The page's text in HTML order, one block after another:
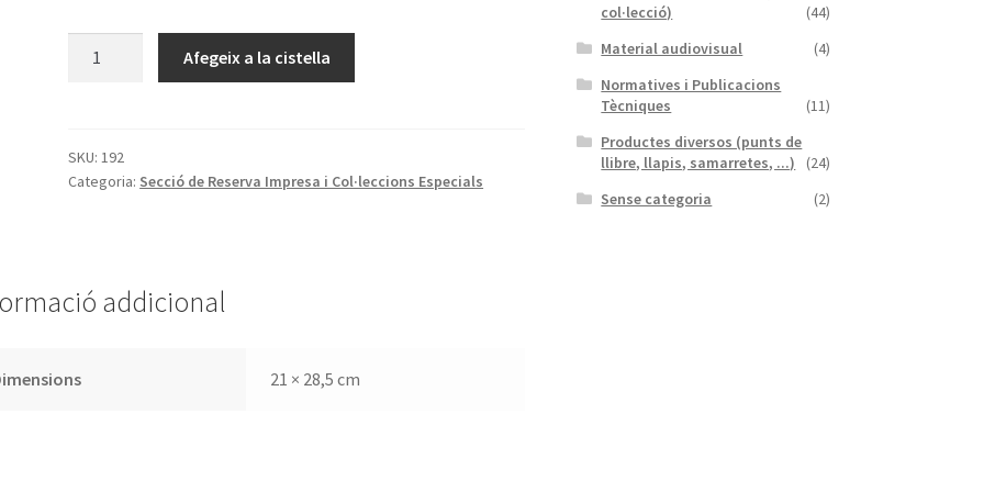
català
retrobat
sancti
Johannes
Afegeix a la cistella
SKU:192
Categoria: Secció de Reserva Impresa i Col·leccions Especials
addicional
21 × 28,5 cm
col·lecció)
(44)
Material audiovisual
(4)
Normatives i Publicacions
Tècniques
(11)
Productes diversos (punts de
llibre, llapis, samarretes, ...)
(24)
Sense categoria
(2)